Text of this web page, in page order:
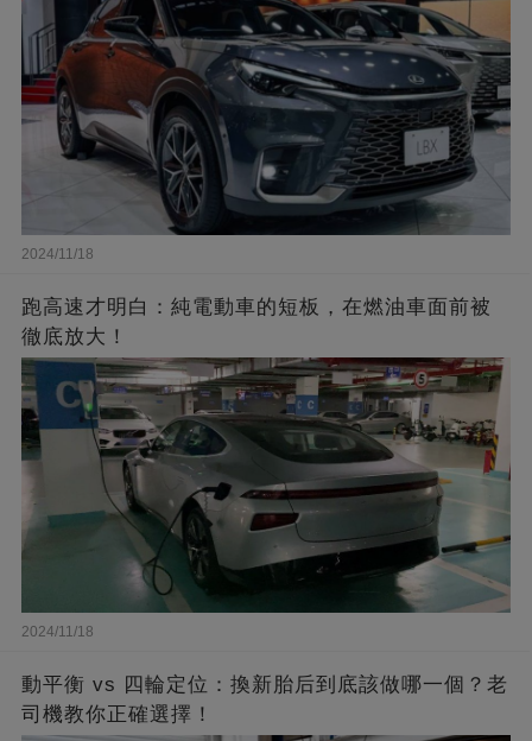
2024/11/18
跑高速才明白：純電動車的短板，在燃油車面前被
徹底放大！
2024/11/18
動平衡 vs 四輪定位：換新胎后到底該做哪一個？老
司機教你正確選擇！